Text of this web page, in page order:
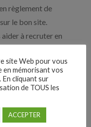
règlement de
le bon site.
à recruter en
de recherches,
sont nos
site Web pour vous
mémorisant vos
cliquant sur
de TOUS les
ACCEPTER